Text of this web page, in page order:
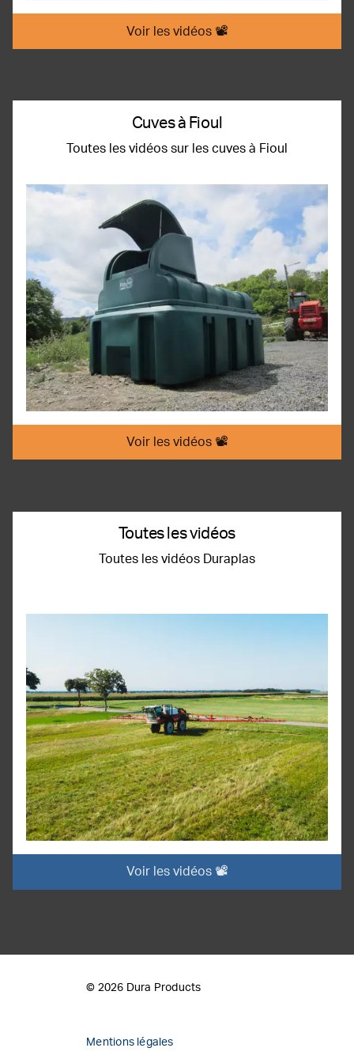
Voir les vidéos 📽️
Cuves à Fioul
Toutes les vidéos sur les cuves à Fioul
Voir les vidéos 📽️
Toutes les vidéos
Toutes les vidéos Duraplas
Voir les vidéos 📽️
© 2026 Dura Products
Mentions légales